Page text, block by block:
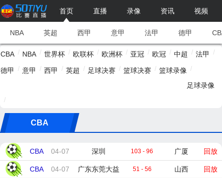
首页 直播 录像 资讯 视频
NBA 英超 西甲 意甲 法甲 德甲
CBA / NBA / 世界杯 / 欧联杯 / 欧洲杯 / 亚冠 / 欧冠 / 中超 / 法甲 /
德甲 / 意甲 / 西甲 / 英超 / 足球决赛 / 篮球决赛 / 篮球录像 /
足球录像
/
CBA
CBA 04-07 深圳 103 - 96 广厦 回放
CBA 04-07 广东东莞大益 51 - 56 山西 回放